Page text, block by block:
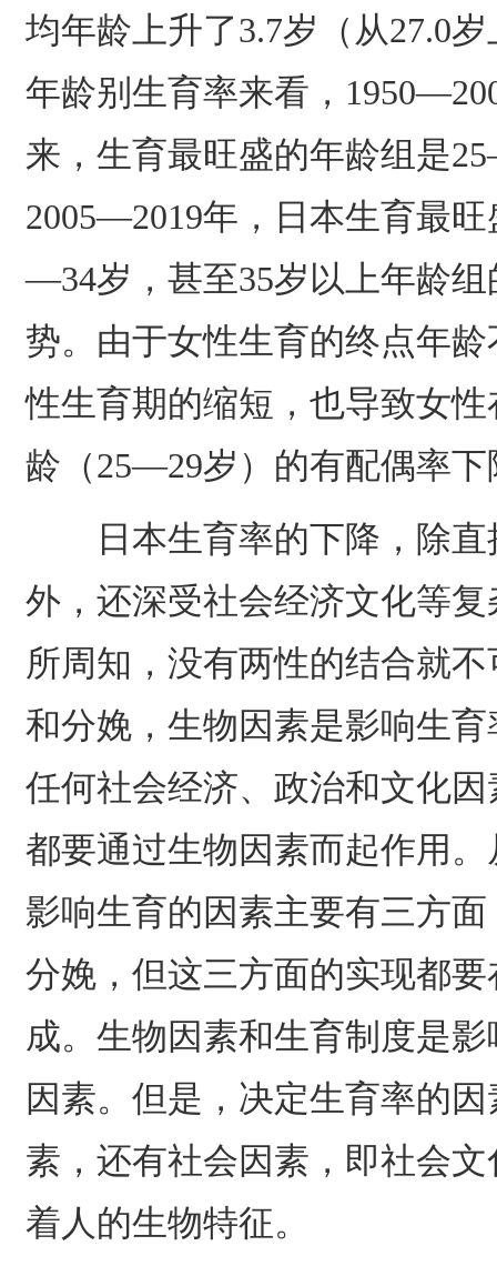
均年龄上升了3.7岁（从27.0
年龄别生育率来看，
来，生育最旺盛的年龄组是
2005—2019年，日本生育最
—34岁，甚至35岁以上年龄
势。由于女性生育的终点年
性生育期的缩短，也导致女
龄（25—29岁）的有配偶率下
日本生育率的下降，除直
外，还深受社会经济文化等
所周知，没有两性的结合就
和分娩，生物因素是影响生
任何社会经济、政治和文化
都要通过生物因素而起作用
影响生育的因素主要有三方
分娩，但这三方面的实现都
成。生物因素和生育制度是
因素。但是，决定生育率的
素，还有社会因素，即社会
着人的生物特征。